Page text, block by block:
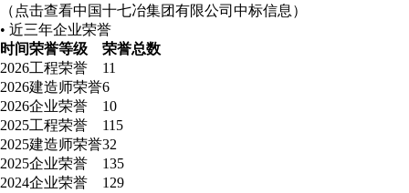
（点击查看中国十七冶集团有限公司中标信息）
• 近三年企业荣誉
时间荣誉等级
荣誉总数
2026工程荣誉
11
2026建造师荣誉6
2026企业荣誉
10
2025工程荣誉
115
2025建造师荣誉32
2025企业荣誉
135
2024企业荣誉
129